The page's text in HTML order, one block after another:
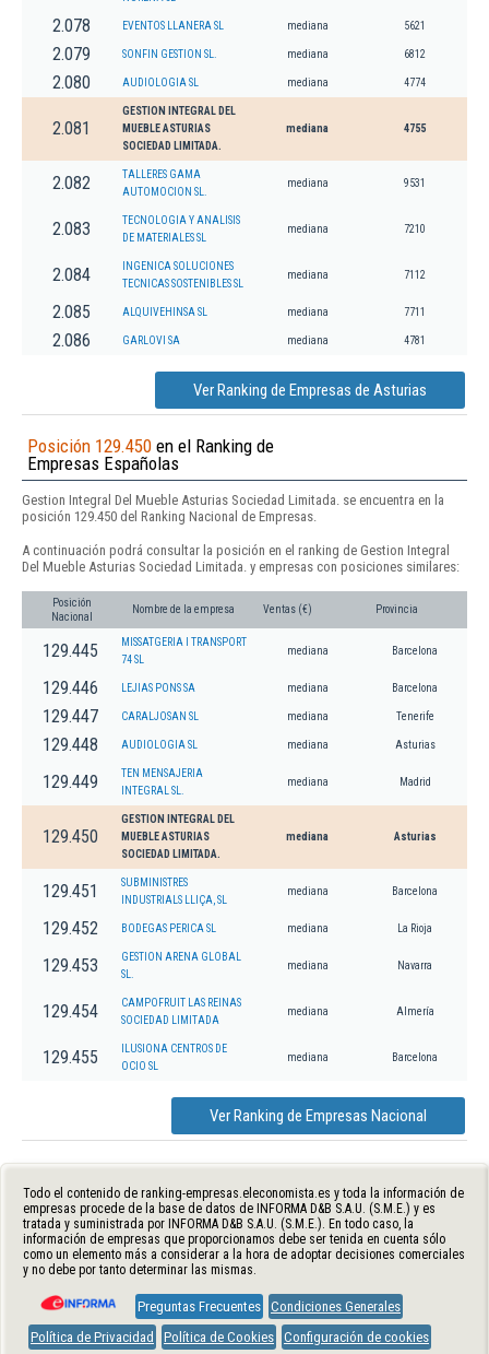
2.078 EVENTOS LLANERA SL mediana 5621
2.079 SONFIN GESTION SL. mediana 6812
2.080 AUDIOLOGIA SL mediana 4774
2.081
GESTION INTEGRAL DEL
MUEBLE ASTURIAS
SOCIEDAD LIMITADA.
mediana 4755
2.082
TALLERES GAMA
AUTOMOCION SL.
mediana 9531
2.083
TECNOLOGIA Y ANALISIS
DE MATERIALES SL
mediana 7210
2.084
INGENICA SOLUCIONES
TECNICAS SOSTENIBLES SL
mediana 7112
2.085 ALQUIVEHINSA SL mediana 7711
2.086 GARLOVI SA mediana 4781
Ver Ranking de Empresas de Asturias
Posición 129.450 en el Ranking de
Empresas Españolas
Gestion Integral Del Mueble Asturias Sociedad Limitada. se encuentra en la
posición 129.450 del Ranking Nacional de Empresas.
A continuación podrá consultar la posición en el ranking de Gestion Integral
Del Mueble Asturias Sociedad Limitada. y empresas con posiciones similares:
Posición
Nacional
Nombre de la empresa Ventas (€) Provincia
129.445
MISSATGERIA I TRANSPORT
74 SL
mediana Barcelona
129.446 LEJIAS PONS SA mediana Barcelona
129.447 CARALJOSAN SL mediana Tenerife
129.448 AUDIOLOGIA SL mediana Asturias
129.449
TEN MENSAJERIA
INTEGRAL SL.
mediana Madrid
129.450
GESTION INTEGRAL DEL
MUEBLE ASTURIAS
SOCIEDAD LIMITADA.
mediana Asturias
129.451
SUBMINISTRES
INDUSTRIALS LLIÇA, SL
mediana Barcelona
129.452 BODEGAS PERICA SL mediana La Rioja
129.453
GESTION ARENA GLOBAL
SL.
mediana Navarra
129.454
CAMPOFRUIT LAS REINAS
SOCIEDAD LIMITADA
mediana Almería
129.455
ILUSIONA CENTROS DE
OCIO SL
mediana Barcelona
Ver Ranking de Empresas Nacional
Todo el contenido de ranking-empresas.eleconomista.es y toda la información de
empresas procede de la base de datos de INFORMA D&B S.A.U. (S.M.E.) y es
tratada y suministrada por INFORMA D&B S.A.U. (S.M.E.). En todo caso, la
información de empresas que proporcionamos debe ser tenida en cuenta sólo
como un elemento más a considerar a la hora de adoptar decisiones comerciales
y no debe por tanto determinar las mismas.
Preguntas Frecuentes Condiciones Generales
Política de Privacidad
Política de Cookies Configuración de cookies